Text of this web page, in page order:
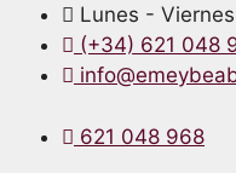
Lunes -
(+34) 621 048
621 048 968